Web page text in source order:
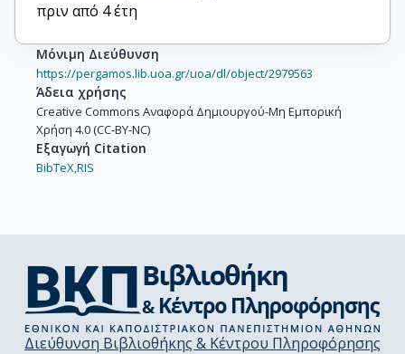
πριν από 4 έτη
Μόνιμη Διεύθυνση
https://pergamos.lib.uoa.gr/uoa/dl/object/2979563
Άδεια χρήσης
Creative Commons Αναφορά Δημιουργού-Μη Εμπορική
Χρήση 4.0 (CC-BY-NC)
Εξαγωγή Citation
BibTeX,RIS
Διεύθυνση Βιβλιοθήκης & Κέντρου Πληροφόρησης